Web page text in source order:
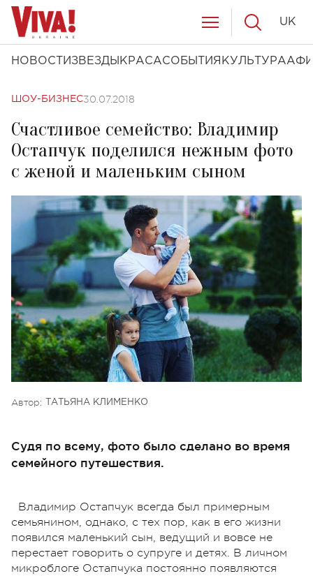
НОВОСТИ ЗВЕЗДЫ КРАСАСОБЫТИЯ КУЛЬТУРА
UK
ШОУ-БИЗНЕС30.07.2018
Счастливое семейство: Владимир
Остапчук поделился нежным фото
с женой и маленьким сыном
Автор: ТАТЬЯНА КЛИМЕНКО
Судя по всему, фото было сделано во время
семейного путешествия.
Владимир Остапчук всегда был примерным
семьянином, однако, с тех пор, как в его жизни
появился маленький сын, ведущий и вовсе не
перестает говорить о супруге и детях. В личном
микроблоге Остапчука постоянно появляются